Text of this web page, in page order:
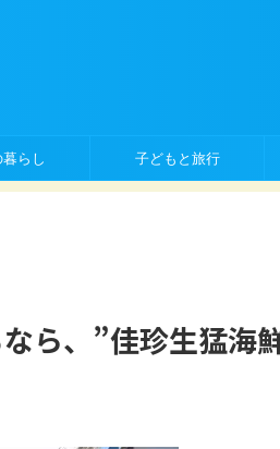
らし 子どもと旅行
ら、”佳珍生猛海